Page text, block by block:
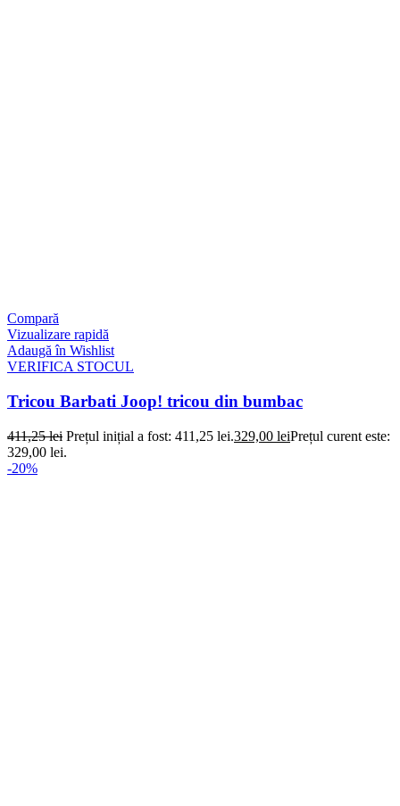
Compară
Vizualizare rapidă
Adaugă în Wishlist
VERIFICA STOCUL
Tricou Barbati Joop! tricou din bumbac
411,25lei Prețul inițial a fost: 411,25 lei.329,00 leiPrețul curent este:
329,00 lei.
-20%